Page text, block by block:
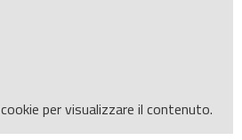
cookie per visualizzare il contenuto.